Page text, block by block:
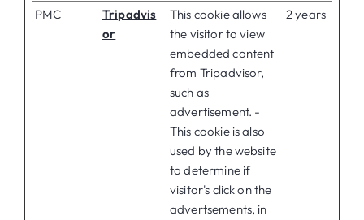
PMC
Tripadvis
or
This cookie allows
the visitor to view
embedded content
from Tripadvisor,
such as
advertisement. -
This cookie is also
used by the website
to determine if
visitor's click on the
advertsements, in
2 years